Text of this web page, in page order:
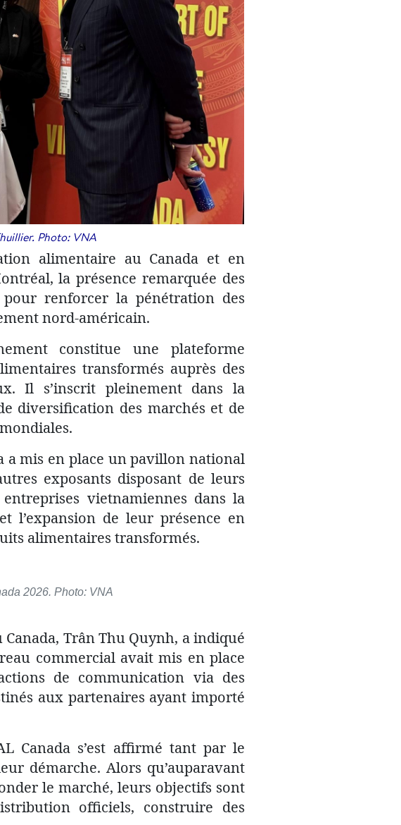
Photo: VNA
alimentaire au Canada et en
la présence remarquée des
pour renforcer la pénétration des
nord-américain.
constitue une plateforme
transformés auprès des
Il s’inscrit pleinement dans la
diversification des marchés et de
a mis en place un pavillon national
exposants disposant de leurs
vietnamiennes dans la
l’expansion de leur présence en
alimentaires transformés.
2026. Photo: VNA
Trân Thu Quynh, a indiqué
commercial avait mis en place
de communication via des
aux partenaires ayant importé
Canada s’est affirmé tant par le
démarche. Alors qu’auparavant
le marché, leurs objectifs sont
officiels, construire des